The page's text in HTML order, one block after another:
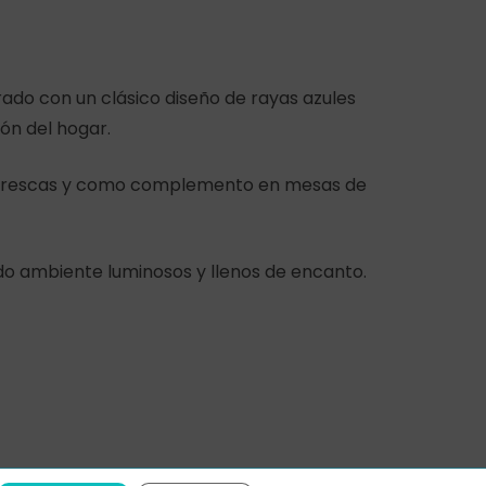
con un clásico diseño de rayas azules
del hogar.
y como complemento en mesas de
ambiente luminosos y llenos de encanto.
Condiciones generales